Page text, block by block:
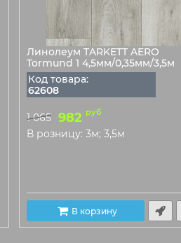
Линолеум TARKETT AERO
Tormund 1 4,5мм/0,35мм/3,5м
Код товара:
62608
1 065 982 руб
В розницу: 3м; 3,5м
В корзину